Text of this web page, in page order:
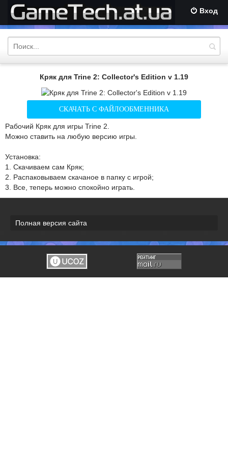
Вход
Кряк для Trine 2: Collector's Edition v 1.19
СКАЧАТЬ С ФАЙЛООБМЕННИКА
Рабочий Кряк для игры Trine 2.
Можно ставить на любую версию игры.
Установка:
1. Скачиваем сам Кряк;
2. Распаковываем скачаное в папку с игрой;
3. Все, теперь можно спокойно играть.
Полная версия сайта